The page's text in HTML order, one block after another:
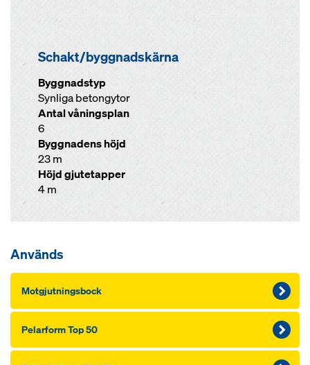
Schakt/byggnadskärna
Byggnadstyp
Synliga betongytor
Antal våningsplan
6
Byggnadens höjd
23 m
Höjd gjutetapper
4 m
Används
Motgjutningsbock
Pelarform Top 50